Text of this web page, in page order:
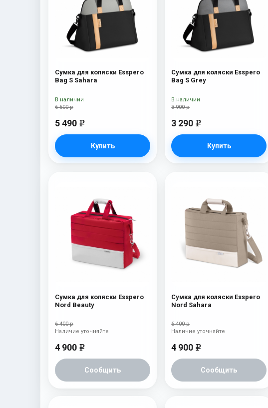
Сумка для коляски Esspero
Bag S Sahara
6 500 р
5 490 e
Купить
В наличии
Сумка для коляски Esspero
Bag S Grey
3 900 р
3 290 e
Купить
В наличии
Сумка для коляски Esspero
Nord Beauty
6 400 р
4 900 e
Сообщить
Наличие уточняйте
Сумка для коляски Esspero
Nord Sahara
6 400 р
4 900 e
Сообщить
Наличие уточняйте